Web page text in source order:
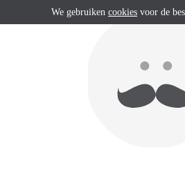
We gebruiken cookies voor de